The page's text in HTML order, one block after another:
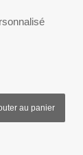
au panier